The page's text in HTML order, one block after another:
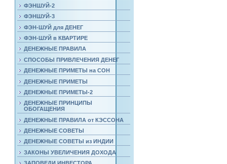
ФЭНШУЙ-2
ФЭНШУЙ-3
ФЭН-ШУЙ для ДЕНЕГ
ФЭН-ШУЙ в КВАРТИРЕ
ДЕНЕЖНЫЕ ПРАВИЛА
СПОСОБЫ ПРИВЛЕЧЕНИЯ ДЕНЕГ
ДЕНЕЖНЫЕ ПРИМЕТЫ на СОН
ДЕНЕЖНЫЕ ПРИМЕТЫ
ДЕНЕЖНЫЕ ПРИМЕТЫ-2
ДЕНЕЖНЫЕ ПРИНЦИПЫ
ОБОГАЩЕНИЯ
ДЕНЕЖНЫЕ ПРАВИЛА от КЭССОНА
ДЕНЕЖНЫЕ СОВЕТЫ
ДЕНЕЖНЫЕ СОВЕТЫ из ИНДИИ
ЗАКОНЫ УВЕЛИЧЕНИЯ ДОХОДА